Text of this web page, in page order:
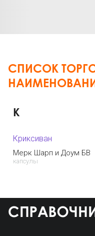
СПИСОК
К
Криксиван
Мерк Шарп и Доум БВ
капсулы